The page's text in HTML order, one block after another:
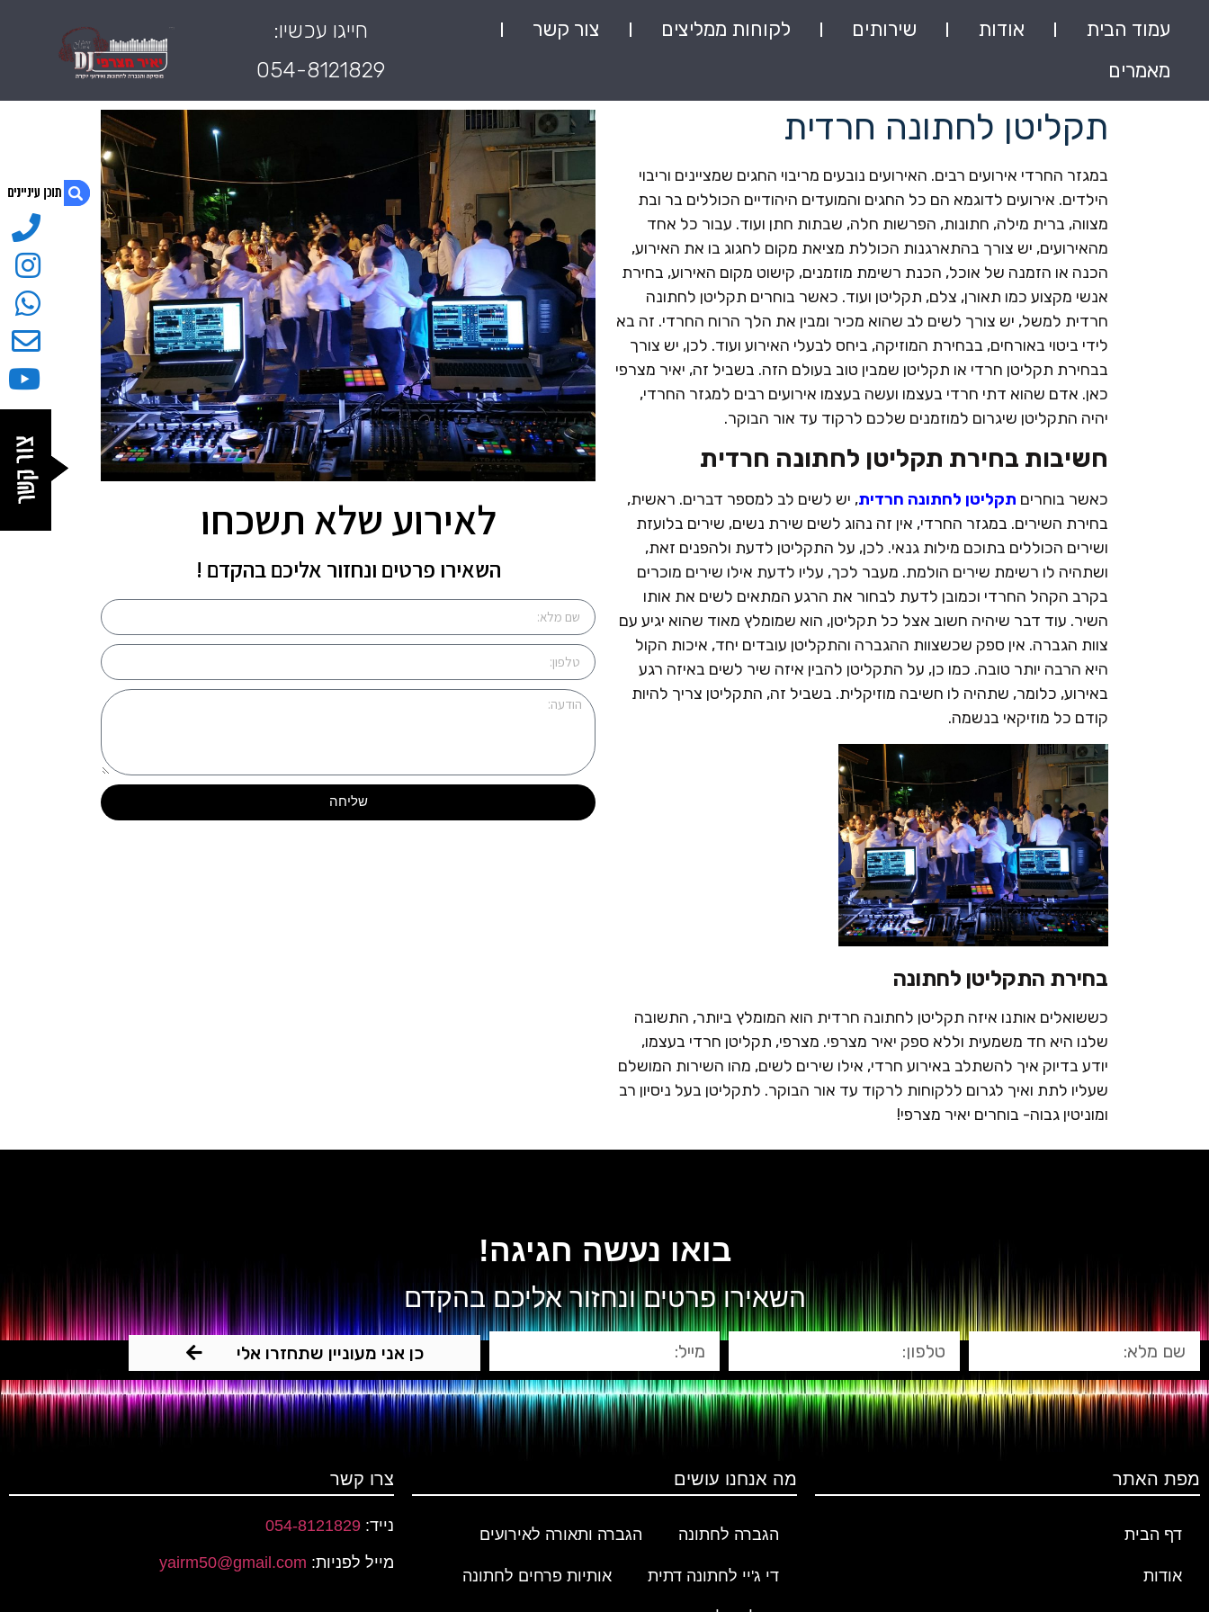
1. תקליטן לחתונה חרדית
2. חייגו עכשיו:
3. 054-8121829
4. לאירוע שלא תשכחו
5. השאירו פרטים ונחזור אליכם בהקדם !
6. בואו נקבע לחגוג יחד!
7. השאירו פרטים ונחזור אליכם בהקדם
8. חשיבות בחירת תקליטן לחתונה חרדית
עמוד הבית אודות שירותים לקוחות ממליצים
צור קשר
מאמרים
חייגו עכשיו:
054-8121829
תקליטן לחתונה חרדית
במגזר החרדי אירועים רבים. האירועים נובעים מריבוי החגים שמציינים וריבוי
הילדים. אירועים לדוגמא הם כל החגים והמועדים היהודיים הכוללים בר ובת
מצווה, ברית מילה, חתונות, הפרשות חלה, שבתות חתן ועוד. עבור כל אחד
מהאירועים, יש צורך בהתארגנות הכוללת מציאת מקום לחגוג בו את האירוע,
הכנה או הזמנה של אוכל, הכנת רשימת מוזמנים, קישוט מקום האירוע, בחירת
אנשי מקצוע כמו תאורן, צלם, תקליטן ועוד. כאשר בוחרים תקליטן לחתונה
חרדית למשל, יש צורך לשים לב שהוא מכיר ומבין את הלך הרוח החרדי. זה בא
לידי ביטוי באורחים, בבחירת המוזיקה, ביחס לבעלי האירוע ועוד. לכן, יש צורך
בבחירת תקליטן חרדי או תקליטן שמבין טוב בעולם הזה. בשביל זה, יאיר מצרפי
כאן. אדם שהוא דתי חרדי בעצמו ועשה בעצמו אירועים רבים למגזר החרדי,
יהיה התקליטן שיגרום למוזמנים שלכם לרקוד עד אור הבוקר.
חשיבות בחירת תקליטן לחתונה חרדית
כאשר בוחרים תקליטן לחתונה חרדית, יש לשים לב למספר דברים. ראשית,
בחירת השירים. במגזר החרדי, אין זה נהוג לשים שירת נשים, שירים בלועזת
ושירים הכוללים בתוכם מילות גנאי. לכן, על התקליטן לדעת ולהפנים זאת,
ושתהיה לו רשימת שירים הולמת. מעבר לכך, עליו לדעת אילו שירים מוכרים
בקרב הקהל החרדי וכמובן לדעת לבחור את הרגע המתאים לשים את אותו
השיר. עוד דבר שיהיה חשוב אצל כל תקליטן, הוא שמומלץ מאוד שהוא יגיע עם
צוות הגברה. אין ספק שכשצוות ההגברה והתקליטן עובדים יחד, איכות הקול
היא הרבה יותר טובה. כמו כן, על התקליטן להבין איזה שיר לשים באיזה רגע
באירוע, כלומר, שתהיה לו חשיבה מוזיקלית. בשביל זה, התקליטן צריך להיות
קודם כל מוזיקאי בנשמה.
בחירת התקליטן לחתונה
כששואלים אותנו איזה תקליטן לחתונה חרדית הוא המומלץ ביותר, התשובה
שלנו היא חד משמעית וללא ספק יאיר מצרפי. מצרפי, תקליטן חרדי בעצמו,
יודע בדיוק איך להשתלב באירוע חרדי, אילו שירים לשים, מהו השירות המושלם
שעליו לתת ואיך לגרום ללקוחות לרקוד עד אור הבוקר. לתקליטן בעל ניסיון רב
ומוניטין גבוה- בוחרים יאיר מצרפי!
לאירוע שלא תשכחו
השאירו פרטים ונחזור אליכם בהקדם !
שליחה
בואו נעשה חגיגה!
השאירו פרטים ונחזור אליכם בהקדם
כן אני מעוניין שתחזרו אלי
מפת האתר
דף הבית
אודות
מה אנחנו עושים
הגברה לחתונה הגברה ותאורה לאירועים
די ג'יי לחתונה דתית אותיות פרחים לחתונה
צרו קשר
נייד: 054-8121829
מייל לפניות: yairm50@gmail.com